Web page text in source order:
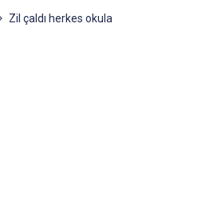
Zil çaldı herkes okula